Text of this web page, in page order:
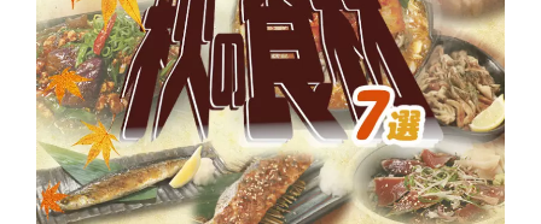
き
俳
句
、
豆
知
識
、
魚
料
グ
ロ
、
ト
ロ
、
ト
ン
ボ
、
ろ
、
テ
ク
ニ
ッ
ク
、
メ
ニ